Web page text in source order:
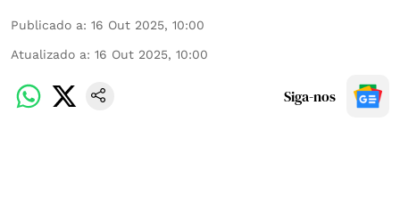
Publicado a: 16 Out 2025, 10:00
Atualizado a: 16 Out 2025, 10:00
Siga-nos